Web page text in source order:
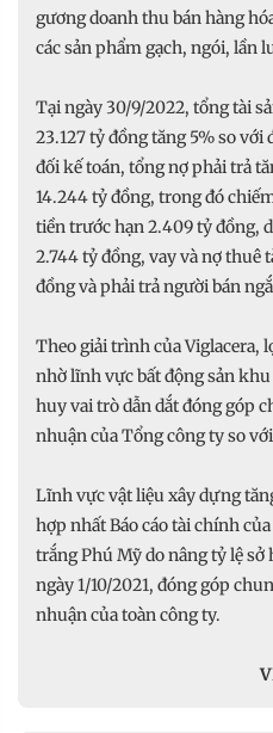
gương doanh thu bán hàng
các sản phẩm gạch, ngói, lần
Tại ngày 30/9/2022, tổng tài
23.127 tỷ đồng tăng 5% so với
đối kế toán, tổng nợ phải trả
14.244 tỷ đồng, trong đó
tiền trước hạn 2.409 tỷ đồng,
2.744 tỷ đồng, vay và nợ thuê
đồng và phải trả người bán
Theo giải trình của Viglacera,
nhờ lĩnh vực bất động sản
huy vai trò dẫn dắt đóng góp
nhuận của Tổng công ty so
Lĩnh vực vật liệu xây dựng
hợp nhất Báo cáo tài chính
trắng Phú Mỹ do nâng tỷ lệ sở
ngày 1/10/2021, đóng góp
nhuận của toàn công ty.